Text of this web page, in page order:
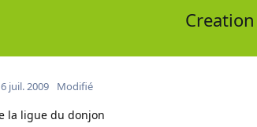
juil. 2009 Modifié
la ligue du donjon